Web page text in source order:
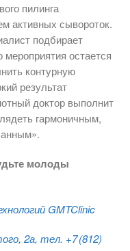
пилинга
активных сывороток.
подбирает
остается
контурную
результат
доктор выполнит
гармоничным,
молоды
GMTClinic
2а, тел. +7 (812)